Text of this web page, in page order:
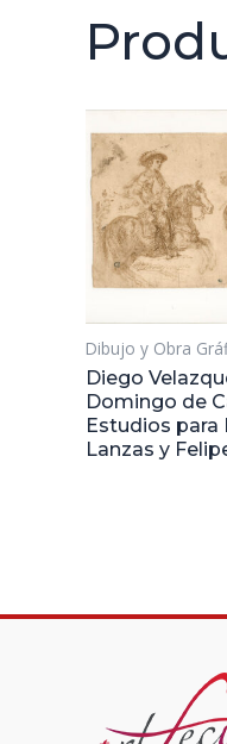
Dibujo y Obra
Diego
Domingo de
Estudios para
Lanzas y Felipe